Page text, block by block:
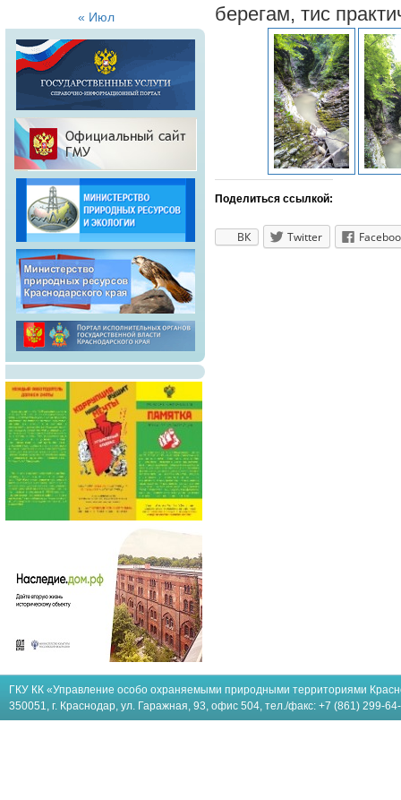
берегам, тис
Поделиться ссылкой:
ВК Twitter
« Июл
ГКУ КК «Управление особо охраняемыми природными территориями
350051, г. Краснодар, ул. Гаражная, 93, офис 504, тел./факс: +7 (861) 299-